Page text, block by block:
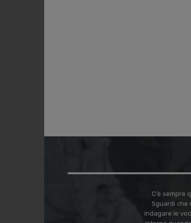
C’è sempre
Sguardi che
indagare le